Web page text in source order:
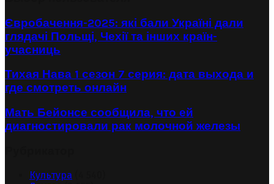
Євробачення-2025: які бали Україні дали
глядачі Польщі, Чехії та інших країн-
учасниць
Тихая Нава 1 сезон 7 серия: дата выхода и
где смотреть онлайн
Мать Бейонсе сообщила, что ей
диагностировали рак молочной железы
Культура